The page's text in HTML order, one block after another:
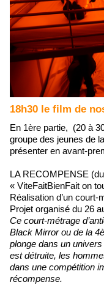
18h30 le film de
En 1ère partie, (20 à 30 minutes environ), nous accueillerons le
groupe des jeunes de
présenter en avant-
LA RECOMPENSE
« ViteFaitBienFait on
Réalisation d’un court-
Projet organisé du 26
Ce court-métrage
Black Mirror ou de la
plonge dans un
est détruite, les
dans une compétition
récompense.